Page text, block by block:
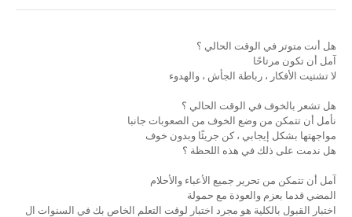
بعض
التفكير
في
المستقبل
هل أنت متوتر في الوقت الحالي ؟
آمل أن تكون مرتاحًا
لا تشتيت الأفكار ، رباطة الجأش ، والهدوء
هل تشعر بالخوف في الوقت الحالي ؟
نأمل أن تتمكن من وضع الخوف من الصعوبات جانبا
مواجهتها بشكل إيجابي ، كن جريئًا وبدون خوف
هل ندمت على ذلك في هذه اللحظة ؟
آمل أن تتمكن من تحرير جميع الأعباء والأحلام
المضي قدما بعزم والعودة مع حمولة
اختبار القبول بالكلية هو مجرد اختبار لوقت التعلم الخاص بك في السنوات ال